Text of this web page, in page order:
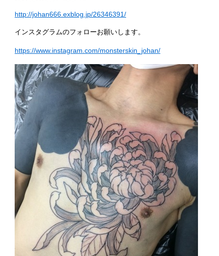
http://johan666.exblog.jp/26346391/
インスタグラムのフォローお願いします。
https://www.instagram.com/monsterskin_johan/